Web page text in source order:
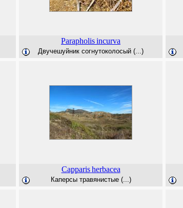
Parapholisincurva
Двучешуйник согнутоколосый (...)
Capparis herbacea
Каперсы травянистые (...)